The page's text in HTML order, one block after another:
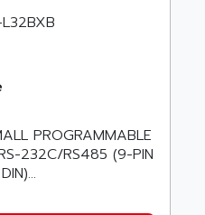
PROGRAMMABLE
232C/RS485 (9-PIN